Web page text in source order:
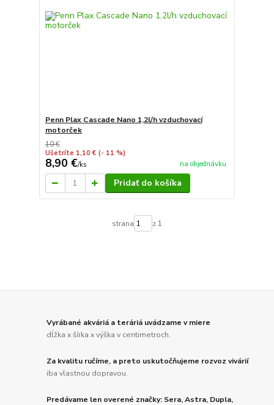
Penn Plax Cascade Nano 1,2l/h vzduchovací
motorček
10 €
Ušetríte 1,10 € (- 11 %)
8,90 €/ks na objednávku
Pridať do košíka
strana z 1
Vyrábané akváriá a teráriá uvádzame v miere
dĺžka x šírka x výška v centimetroch.
Za kvalitu ručíme, a preto uskutočňujeme rozvoz vivárií
iba vlastnou dopravou.
Predávame len overené značky: Sera, Astra, Dupla,